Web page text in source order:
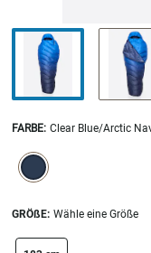
FARBE: Clear Blue/Arctic
SELECTION WILL REFRESH
selected
GRÖßE: Wähle eine Größe